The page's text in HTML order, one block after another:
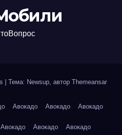
Тема: Newsup, автор Themeansar
Авокадо Авокадо Авокадо
Авокадо Авокадо Авокадо